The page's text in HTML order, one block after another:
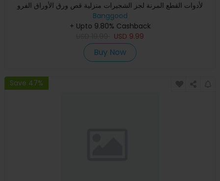
لأدوات القطع المرنة لجز الشجيرات منزلية قص ورق الأوراق الفرو
Banggood
+ Upto 9.80% Cashback
USD 9.99
Buy Now
Save 47%